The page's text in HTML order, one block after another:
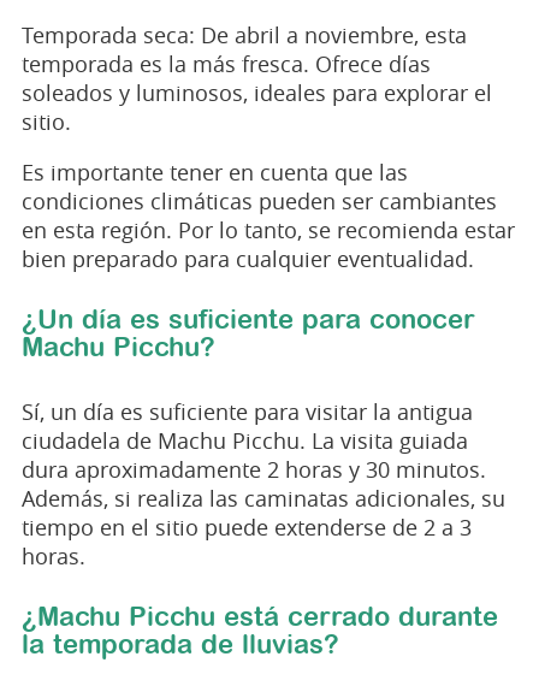
Temporada seca: De abril a noviembre, esta
temporada es la más fresca. Ofrece días
soleados y luminosos, ideales para explorar el
sitio.
Es importante tener en cuenta que las
condiciones climáticas pueden ser cambiantes
en esta región. Por lo tanto, se recomienda estar
bien preparado para cualquier eventualidad.
¿Un día es suficiente para conocer
Machu Picchu?
Sí, un día es suficiente para visitar la antigua
ciudadela de Machu Picchu. La visita guiada
dura aproximadamente 2 horas y 30 minutos.
Además, si realiza las caminatas adicionales, su
tiempo en el sitio puede extenderse de 2 a 3
horas.
¿Machu Picchu está cerrado durante
la temporada de lluvias?